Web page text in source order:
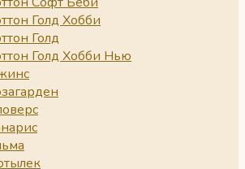
Голд Хобби
Голд
Голд Хобби Нью